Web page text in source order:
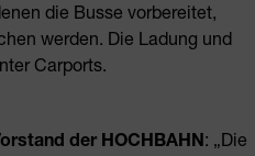
die Busse vorbereitet,
werden. Die Ladung und
Carports.
der HOCHBAHN: „Die